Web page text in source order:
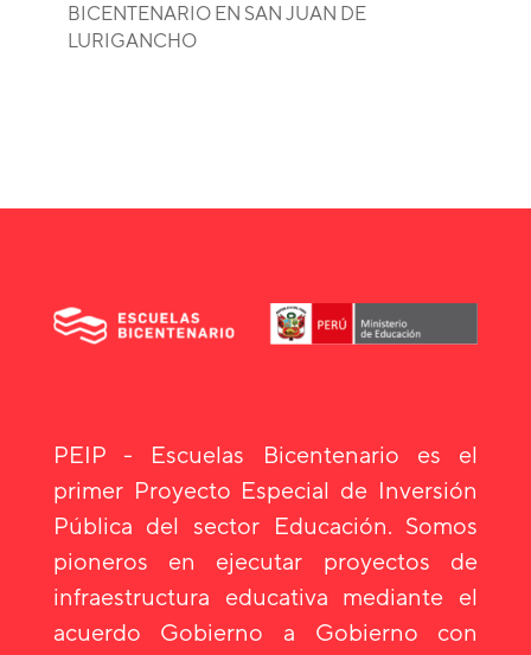
BICENTENARIO EN SAN JUAN DE
LURIGANCHO
PEIP - Escuelas Bicentenario es el
primer Proyecto Especial de Inversión
Pública del sector Educación. Somos
pioneros en ejecutar proyectos de
infraestructura educativa mediante el
acuerdo Gobierno a Gobierno con